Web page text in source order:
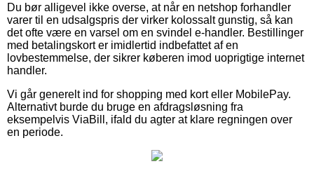
Du bør alligevel ikke overse, at når en netshop forhandler
varer til en udsalgspris der virker kolossalt gunstig, så kan
det ofte være en varsel om en svindel e-handler. Bestillinger
med betalingskort er imidlertid indbefattet af en
lovbestemmelse, der sikrer køberen imod uoprigtige internet
handler.
Vi går generelt ind for shopping med kort eller MobilePay.
Alternativt burde du bruge en afdragsløsning fra
eksempelvis ViaBill, ifald du agter at klare regningen over
en periode.